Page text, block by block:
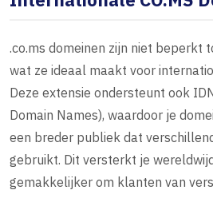
.co.ms domeinen zijn niet beperkt
wat ze ideaal maakt voor
Deze extensie ondersteunt ook
Domain Names), waardoor je
een breder publiek dat
gebruikt. Dit versterkt je
gemakkelijker om klanten van